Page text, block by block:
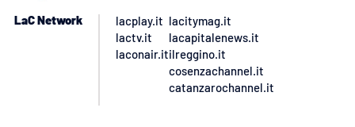
LaC Network
lacplay.it
lactv.it
laconair.it
lacitymag.it
lacapitalenews.it
ilreggino.it
cosenzachannel.it
catanzarochannel.it